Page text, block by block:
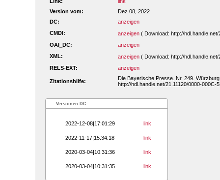
Version vom:
Dez 08, 2022
DC:
anzeigen
CMDI:
anzeigen ( Download: http://
OAI_DC:
anzeigen
XML:
anzeigen ( Download: http://
RELS-EXT:
anzeigen
Zitationshilfe:
Die Bayerische Presse. Nr. 249.
http://hdl.handle.net/21.11120/0000-000C-
Versionen DC:
2022-12-08|17:01:29 link
2022-11-17|15:34:18 link
2020-03-04|10:31:36 link
2020-03-04|10:31:35 link